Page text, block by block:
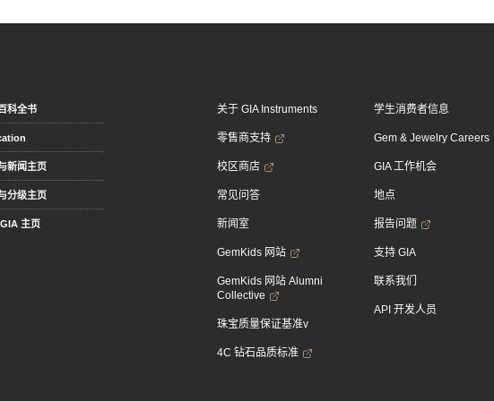
科全书
新闻主页
分级主页
主页
关于 GIA Instruments
零售商支持
校区商店
常见问答
新闻室
GemKids 网站
GemKids 网站 Alumni
Collective
珠宝质量保证基准v
4C 钻石品质标准
学生消费者信息
Gem & Jewelry Careers
GIA 工作机会
地点
报告问题
支持 GIA
联系我们
API 开发人员